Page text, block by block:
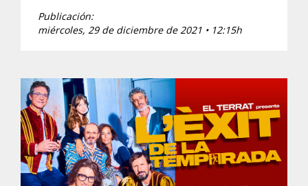
Publicación:
miércoles, 29 de diciembre de 2021 • 12:15h